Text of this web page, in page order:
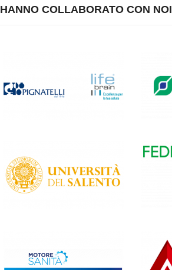
HANNO COLLABORATO CON NOI